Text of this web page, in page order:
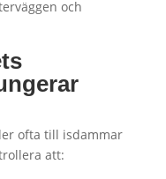
och
ofta till isdammar
att: